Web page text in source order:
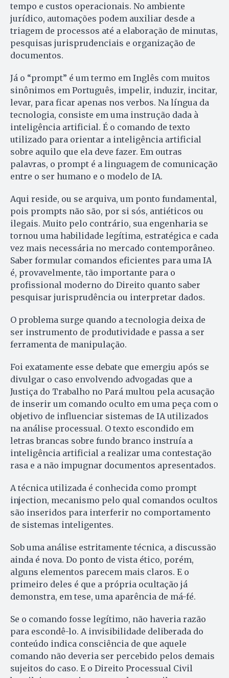
tempo e custos operacionais. No ambiente
jurídico, automações podem auxiliar desde a
triagem de processos até a elaboração de minutas,
pesquisas jurisprudenciais e organização de
documentos.
Já o “prompt” é um termo em Inglês com muitos
sinônimos em Português, impelir, induzir, incitar,
levar, para ficar apenas nos verbos. Na língua da
tecnologia, consiste em uma instrução dada à
inteligência artificial. É o comando de texto
utilizado para orientar a inteligência artificial
sobre aquilo que ela deve fazer. Em outras
palavras, o prompt é a linguagem de comunicação
entre o ser humano e o modelo de IA.
Aqui reside, ou se arquiva, um ponto fundamental,
pois prompts não são, por si sós, antiéticos ou
ilegais. Muito pelo contrário, sua engenharia se
tornou uma habilidade legítima, estratégica e cada
vez mais necessária no mercado contemporâneo.
Saber formular comandos eficientes para uma IA
é, provavelmente, tão importante para o
profissional moderno do Direito quanto saber
pesquisar jurisprudência ou interpretar dados.
O problema surge quando a tecnologia deixa de
ser instrumento de produtividade e passa a ser
ferramenta de manipulação.
Foi exatamente esse debate que emergiu após se
divulgar o caso envolvendo advogadas que a
Justiça do Trabalho no Pará multou pela acusação
de inserir um comando oculto em uma peça com o
objetivo de influenciar sistemas de IA utilizados
na análise processual. O texto escondido em
letras brancas sobre fundo branco instruía a
inteligência artificial a realizar uma contestação
rasa e a não impugnar documentos apresentados.
A técnica utilizada é conhecida como prompt
injection, mecanismo pelo qual comandos ocultos
são inseridos para interferir no comportamento
de sistemas inteligentes.
Sob uma análise estritamente técnica, a discussão
ainda é nova. Do ponto de vista ético, porém,
alguns elementos parecem mais claros. E o
primeiro deles é que a própria ocultação já
demonstra, em tese, uma aparência de má-fé.
Se o comando fosse legítimo, não haveria razão
para escondê-lo. A invisibilidade deliberada do
conteúdo indica consciência de que aquele
comando não deveria ser percebido pelos demais
sujeitos do caso. E o Direito Processual Civil